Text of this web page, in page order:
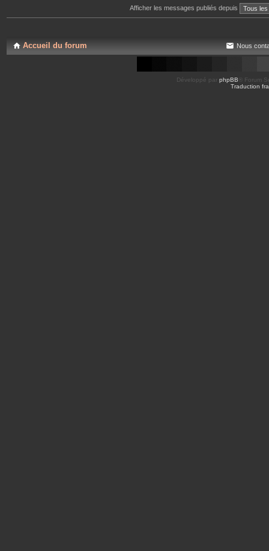
Afficher les messages publiés depuis
Accueil du forum Nous
Développé par phpBB ® Forum
Traduction